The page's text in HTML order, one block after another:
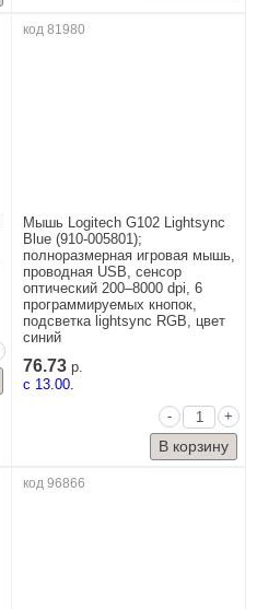
код 81980
Мышь Logitech G102 Lightsync
Blue (910-005801);
полноразмерная игровая мышь,
проводная USB, сенсор
оптический 200–8000 dpi, 6
программируемых кнопок,
подсветка lightsync RGB, цвет
синий
76.73 р.
c 13.00.
-
+
код 96866